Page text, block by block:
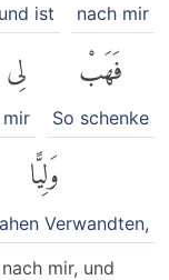
nach mir
und ist
فَهَبْ
So schenke
لِى
mir
وَلِيًّا
Verwandten,
mir, und